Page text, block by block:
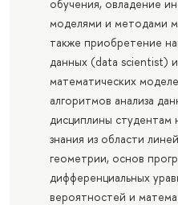
обучения, овладение
моделями и методами
также приобретение
данных (data scientist)
математических
алгоритмов анализа
дисциплины
знания из области
геометрии, основ
дифференциальных
вероятностей и